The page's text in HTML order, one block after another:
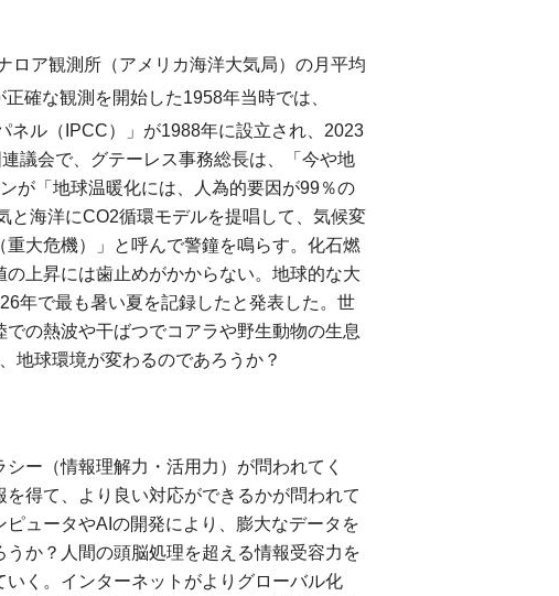
ロア観測所（アメリカ海洋大気局）の月平均
確な観測を開始した1958年当時では、
ネル（IPCC）」が1988年に設立され、2023
議会で、グテーレス事務総長は、「今や地
が「地球温暖化には、人為的要因が99％の
と海洋にCO2循環モデルを提唱して、気候変
大危機）」と呼んで警鐘を鳴らす。化石燃
上昇には歯止めがかからない。地球的な大
年で最も暑い夏を記録したと発表した。世
の熱波や干ばつでコアラや野生動物の生息
地球環境が変わるのであろうか？
ー（情報理解力・活用力）が問われてく
得て、より良い対応ができるかが問われて
ュータやAIの開発により、膨大なデータを
か？人間の頭脳処理を超える情報受容力を
く。インターネットがよりグローバル化